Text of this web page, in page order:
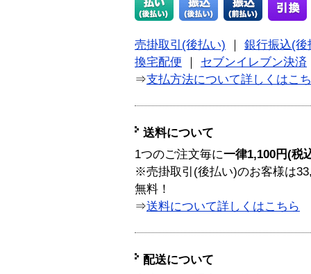
売掛取引(後払い)
銀行振込(後
換宅配便
セブンイレブン決済
⇒支払方法について詳しくはこ
送料について
1つのご注文毎に一律1,100円(税
※売掛取引(後払い)のお客様は
無料！
⇒送料について詳しくはこちら
配送について